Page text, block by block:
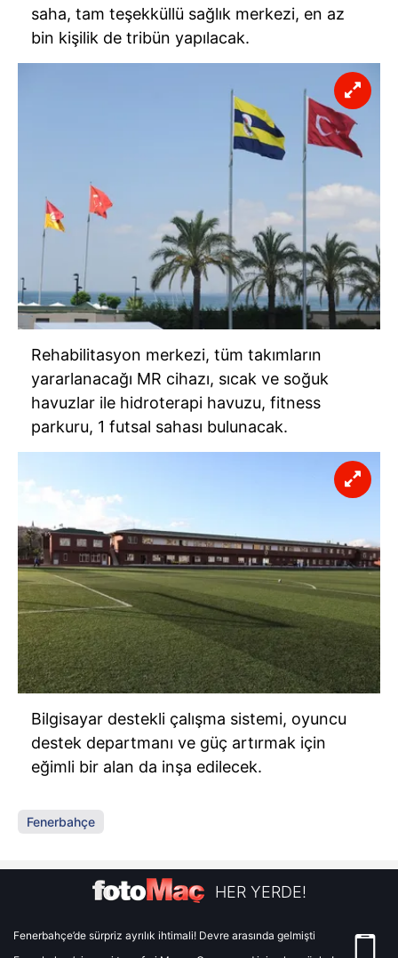
saha, tam teşekküllü sağlık merkezi, en az
bin kişilik de tribün yapılacak.
Rehabilitasyon merkezi, tüm takımların
yararlanacağı MR cihazı, sıcak ve soğuk
havuzlar ile hidroterapi havuzu, fitness
parkuru, 1 futsal sahası bulunacak.
Bilgisayar destekli çalışma sistemi, oyuncu
destek departmanı ve güç artırmak için
eğimli bir alan da inşa edilecek.
Fenerbahçe
HER YERDE!
Fenerbahçe’de sürpriz ayrılık ihtimali! Devre arasında gelmişti